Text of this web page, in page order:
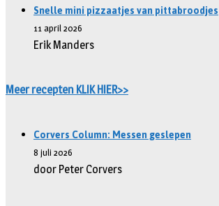
Snelle mini pizzaatjes van pittabroodjes
11 april 2026
Erik Manders
Meer recepten KLIK HIER>>
Corvers Column: Messen geslepen
8 juli 2026
door Peter Corvers